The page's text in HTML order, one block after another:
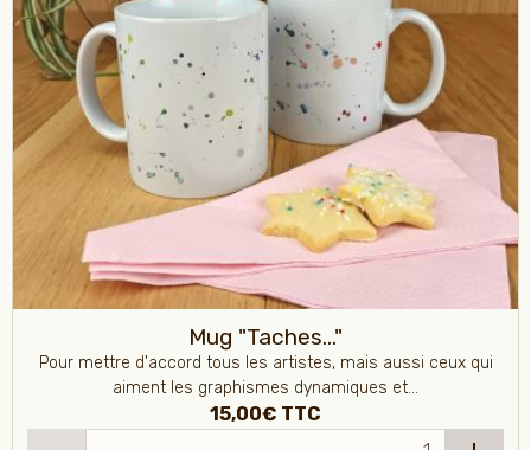
Mug "Taches..."
Pour mettre d'accord tous les artistes, mais aussi ceux qui
aiment les graphismes dynamiques et...
15,00€ TTC